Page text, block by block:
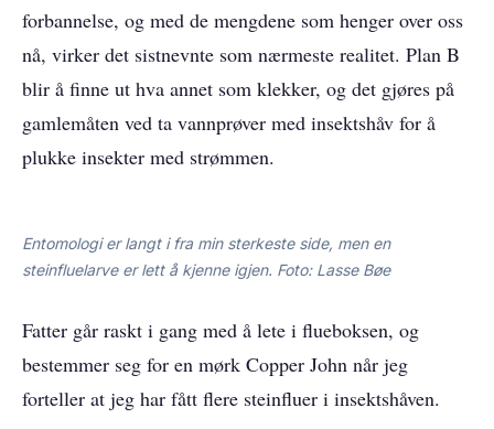
forbannelse, og med de mengdene som henger over oss
nå, virker det sistnevnte som nærmeste realitet. Plan B
blir å finne ut hva annet som klekker, og det gjøres på
gamlemåten ved ta vannprøver med insektshåv for å
plukke insekter med strømmen.
Entomologi er langt i fra min sterkeste side, men en
steinfluelarve er lett å kjenne igjen. Foto: Lasse Bøe
Fatter går raskt i gang med å lete i flueboksen, og
bestemmer seg for en mørk Copper John når jeg
forteller at jeg har fått flere steinfluer i insektshåven.